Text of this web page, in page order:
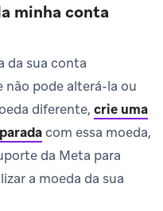
minha conta
da sua conta
não pode alterá-la ou
diferente, crie uma
com essa moeda,
da Meta para
a moeda da sua